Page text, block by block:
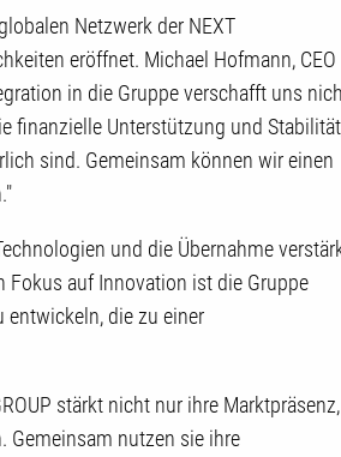
Netzwerk der NEXT
eröffnet. Michael Hofmann, CEO
in die Gruppe verschafft uns
finanzielle Unterstützung und
sind. Gemeinsam können wir einen
und die Übernahme
Fokus auf Innovation ist die Gruppe
die zu einer
stärkt nicht nur ihre Marktpräsenz,
Gemeinsam nutzen sie ihre